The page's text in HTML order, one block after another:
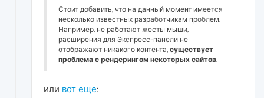
Стоит добавить, что на данный момент имеется
несколько известных разработчикам проблем.
Например, не работают жесты мыши,
расширения для Экспресс-панели не
отображают никакого контента, существует
проблема с рендерингом некоторых сайтов
или вот еще: